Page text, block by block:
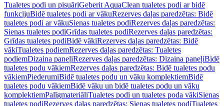
Tualetes podi un pisuāriGeberit AquaClean tualetes podi ar bidē
funkcijuBidē tualetes podi ar vākuRezerves daļas paredzētas: Bidē
tualetes podi ar vākuSienas tualetes podiRezerves daļas paredzētas:
Sienas tualetes podiGrīdas tualetes podiRezerves daļas paredzētas:
Grīdas tualetes podiBidē vākiRezerves daļas paredzētas: Bidē
vākiTualetes podiemRezerves daļas paredzētas: Tualetes
podiemDizaina paneļiRezerves daļas paredzētas: Dizaina paneļiBidē
tualetes podu vākiemRezerves daļas paredzētas: Bidē tualetes podu
vākiemPiederumiBidē tualetes podu un vāku komplektiemBidē
tualetes podu vākiemBidē vāku un bidē tualetes podu un vāku
komplektiemPalīgmateriāliTualetes podi un tualetes poda vākiSienas
tualetes podiRezerves daļas paredzētas: Sienas tualetes podiTualetes